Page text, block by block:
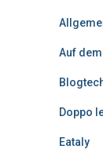
Auf
Doppo
Eataly